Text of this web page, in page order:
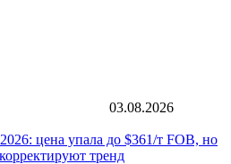
03.08.2026
цена упала до $361/т FOB, но
тренд